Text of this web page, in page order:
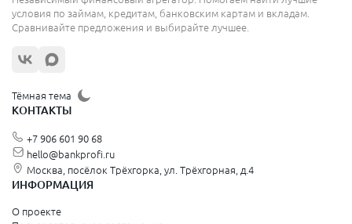
условия по займам, кредитам, банковским картам и вкладам.
Сравнивайте предложения и выбирайте лучшее.
Тёмная тема
КОНТАКТЫ
+7 906 601 90 68
hello@bankprofi.ru
Москва, посёлок Трёхгорка, ул. Трёхгорная, д.4
ИНФОРМАЦИЯ
О проекте